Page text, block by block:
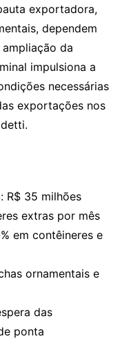
exportadora,
dependem
da
impulsiona a
necessárias
exportações nos
R$ 35 milhões
extras por mês
em contêineres e
ornamentais e
das
ponta